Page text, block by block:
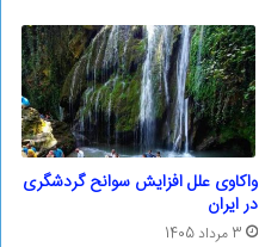
واکاوی علل افزایش سوانح گردشگری
در ایران
3 مرداد 1405